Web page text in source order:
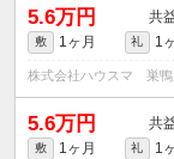
5.6万円
敷 1ヶ月 礼 1
株式会社ハウスマ 巣鴨
5.6万円
敷 1ヶ月 礼 1